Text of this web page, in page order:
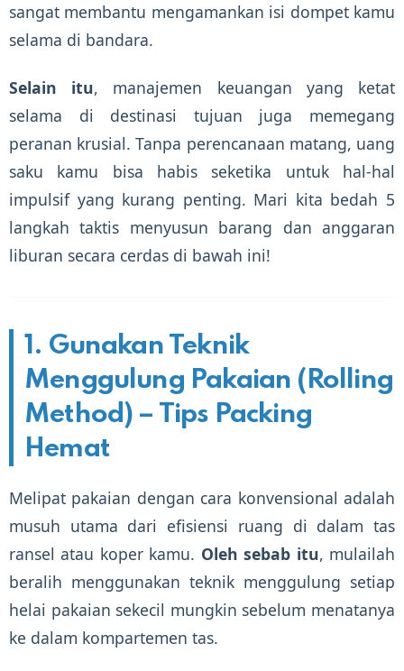
sangat membantu mengamankan isi dompet kamu
selama di bandara.
Selain itu, manajemen keuangan yang ketat
selama di destinasi tujuan juga memegang
peranan krusial. Tanpa perencanaan matang, uang
saku kamu bisa habis seketika untuk hal-hal
impulsif yang kurang penting. Mari kita bedah 5
langkah taktis menyusun barang dan anggaran
liburan secara cerdas di bawah ini!
1. Gunakan Teknik
Menggulung Pakaian (Rolling
Method) – Tips Packing
Hemat
Melipat pakaian dengan cara konvensional adalah
musuh utama dari efisiensi ruang di dalam tas
ransel atau koper kamu. Oleh sebab itu, mulailah
beralih menggunakan teknik menggulung setiap
helai pakaian sekecil mungkin sebelum menatanya
ke dalam kompartemen tas.